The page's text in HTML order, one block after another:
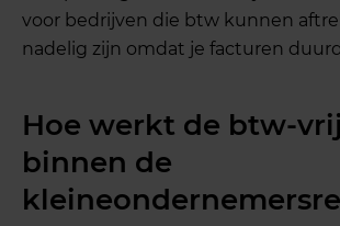
voor bedrijven die btw kunnen
nadelig zijn omdat je facturen
Hoe werkt de btw-
binnen de